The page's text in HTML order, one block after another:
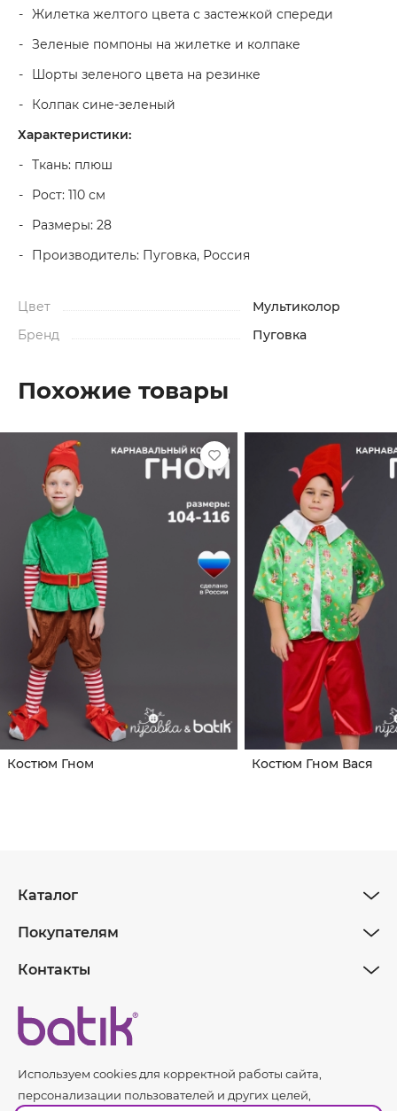
Жилетка желтого цвета с застежкой спереди
Зеленые помпоны на жилетке и колпаке
Шорты зеленого цвета на резинке
Колпак сине-зеленый
Характеристики:
Ткань: плюш
Рост: 110 см
Размеры: 28
Производитель: Пуговка, Россия
Цвет
Мультиколор
Бренд
Пуговка
Похожие товары
Костюм Гном Костюм Гном Вася
Используем cookies для корректной работы сайта,
персонализации пользователей и других целей,
Каталог
Покупателям
Контакты